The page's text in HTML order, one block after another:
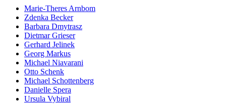
Marie-Theres Arnbom
Zdenka Becker
Barbara Dmytrasz
Dietmar Grieser
Gerhard Jelinek
Georg Markus
Michael Niavarani
Otto Schenk
Michael Schottenberg
Danielle Spera
Ursula Vybiral